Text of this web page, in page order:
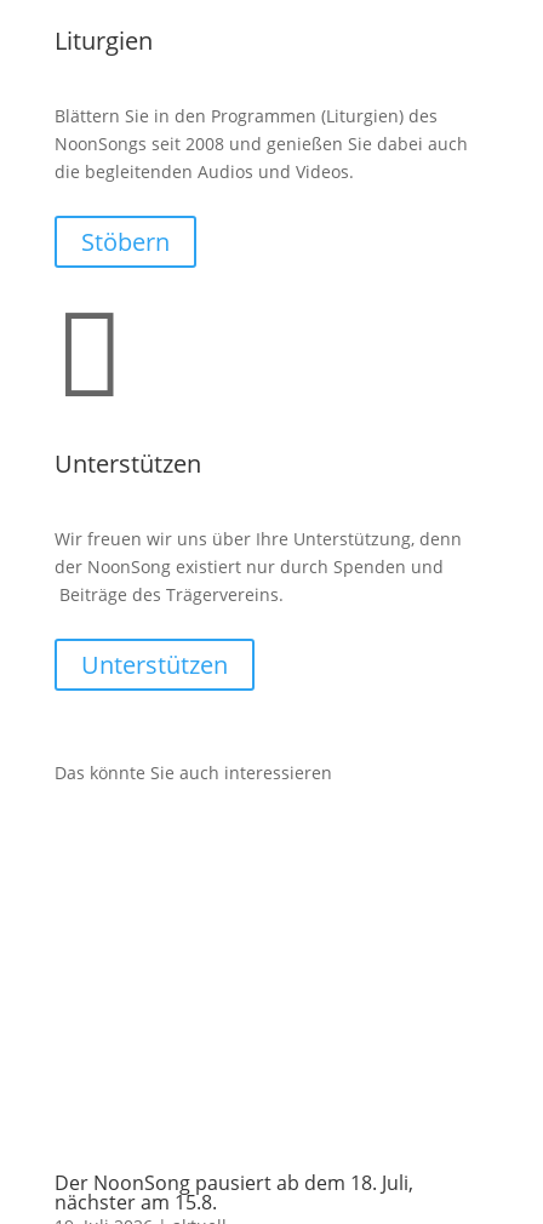
Liturgien
Blättern Sie in den Programmen (Liturgien) des
NoonSongs seit 2008 und genießen Sie dabei auch
die begleitenden Audios und Videos.
Stöbern

Unterstützen
Wir freuen wir uns über Ihre Unterstützung, denn
der NoonSong existiert nur durch Spenden und
Beiträge des Trägervereins.
Unterstützen
Das könnte Sie auch interessieren
Der NoonSong pausiert ab dem 18. Juli,
nächster am 15.8.